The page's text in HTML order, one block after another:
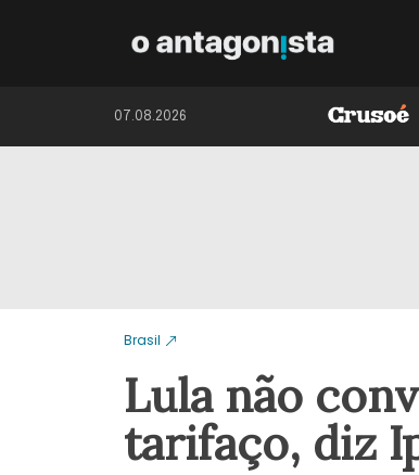
07.08.2026
Brasil
Lula não
tarifaço, diz